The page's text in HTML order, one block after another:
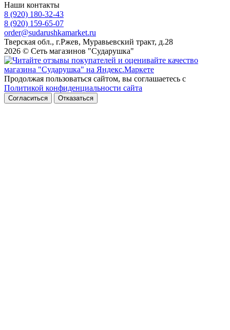
Наши контакты
8 (920) 180-32-43
8 (920) 159-65-07
order@sudarushkamarket.ru
Тверская обл., г.Ржев, Муравьевский тракт, д.28
2026 © Сеть магазинов "Сударушка"
Продолжая пользоваться сайтом, вы соглашаетесь с
Политикой конфиденциальности сайта
Согласиться Отказаться